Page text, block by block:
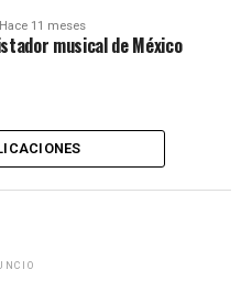
Hace 11 meses
musical de México